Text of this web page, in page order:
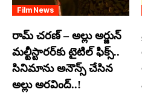
Film News
రామ్ చరణ్ – అల్లు అర్జున్
మల్టీస్టారర్​కు టైటిల్ ఫిక్స్..
సినిమాను అనౌన్స్ చేసిన
అల్లు అరవింద్..!